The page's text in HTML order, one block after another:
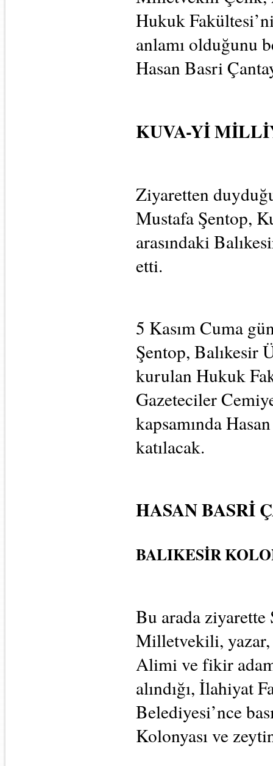
Hukuk
anlamı olduğunu
Hasan Basri
KUVA-Yİ
Ziyaretten
Mustafa Şentop,
arasındaki
etti.
5 Kasım Cuma
Şentop, Balıkesir
kurulan Hukuk
Gazeteciler
kapsamında
katılacak.
HASAN BASRİ
BALIKESİR
Bu arada
Milletvekili,
Alimi ve fikir
alındığı, İlahiyat
Belediyesi’nce
Kolonyası ve